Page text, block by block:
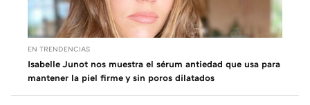
EN TRENDENCIAS
Isabelle Junot nos muestra el sérum antiedad que usa para
mantener la piel firme y sin poros dilatados